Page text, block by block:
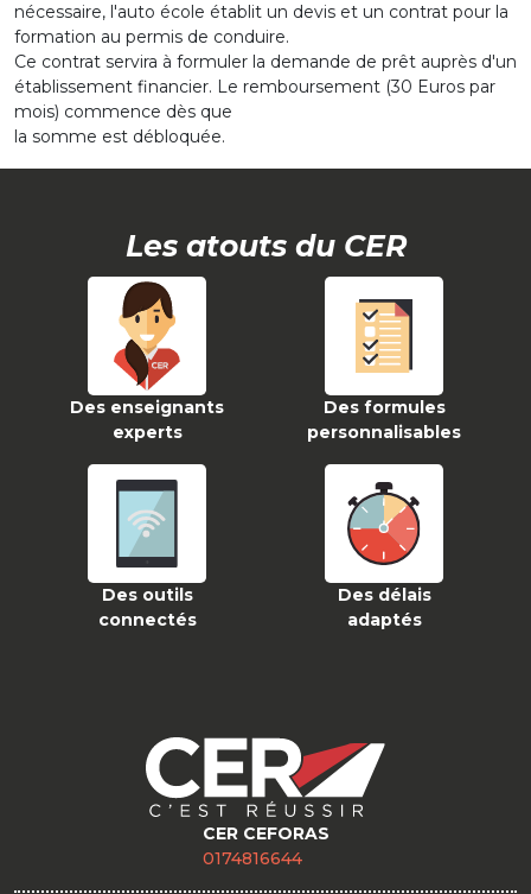
nécessaire, l'auto école établit un devis et un contrat pour la
formation au permis de conduire.
Ce contrat servira à formuler la demande de prêt auprès d'un
établissement financier. Le remboursement (30 Euros par
mois) commence dès que
la somme est débloquée.
Les atouts du CER
Des enseignants
experts
Des formules
personnalisables
Des outils
connectés
Des délais
adaptés
CER CEFORAS
0174816644